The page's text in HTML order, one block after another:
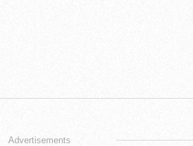
Advertisements